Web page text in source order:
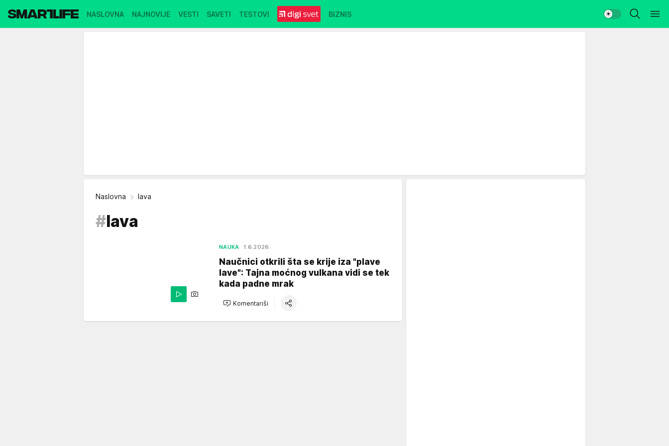
NASLOVNA NAJNOVIJE VESTI SAVETI TESTOVI BIZNIS
Naslovna lava
#lava
NAUKA 1.6.2026.
Naučnici otkrili šta se krije iza "plave
lave": Tajna moćnog vulkana vidi se tek
kada padne mrak
Komentariši